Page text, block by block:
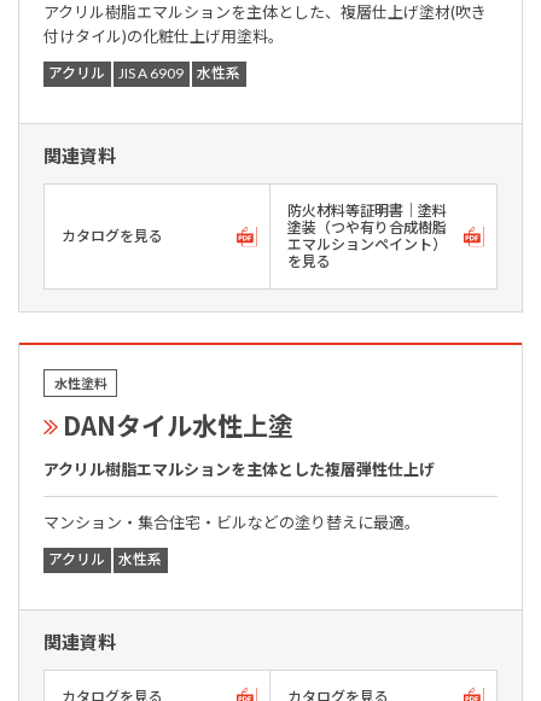
アクリル樹脂エマルションを主体とした、複層仕上げ塗材(吹き
付けタイル)の化粧仕上げ用塗料。
アクリル JIS A 6909 水性系
関連資料
カタログを見る
防火材料等証明書｜塗料
塗装（つや有り合成樹脂
エマルションペイント）
を見る
水性塗料
DANタイル水性上塗
アクリル樹脂エマルションを主体とした複層弾性仕上げ
マンション・集合住宅・ビルなどの塗り替えに最適。
アクリル 水性系
関連資料
カタログを見る カタログを見る